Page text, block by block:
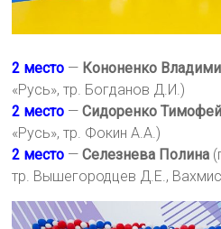
2 место — Кононенко
«Русь», тр. Богданов Д.И.)
2 место —Сидоренко Тимофей
«Русь», тр. Фокин А.А.)
2 место —Селезнева Полина
тр. Вышегородцев Д.Е.,